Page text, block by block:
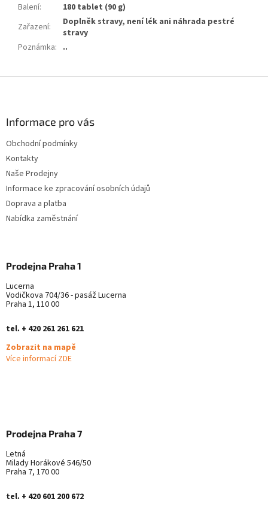
Balení:
180 tablet (90 g)
Zařazení:
Doplněk stravy, není lék ani náhrada pestré
stravy
Poznámka: ..
Informace pro vás
Obchodní podmínky
Kontakty
Naše Prodejny
Informace ke zpracování osobních údajů
Doprava a platba
Nabídka zaměstnání
Prodejna Praha 1
Lucerna
Vodičkova 704/36 - pasáž Lucerna
Praha 1, 110 00
tel. + 420 261 261 621
Zobrazit na mapě
Více informací ZDE
Prodejna Praha 7
Letná
Milady Horákové 546/50
Praha 7, 170 00
tel. + 420 601 200 672